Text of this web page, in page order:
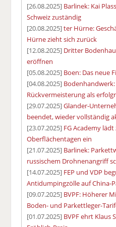
[26.08.2025] Barlinek: Kai
Schweiz zuständig
[20.08.2025]ter Hürne:
Hürne zieht sich zurück
[12.08.2025] Dritter
eröffnen
[05.08.2025] Boen: Das neue
[04.08.2025]
Rückvermeisterung als
[29.07.2025]Glander-
beendet, wieder vollständig
[23.07.2025] FG Academy
Oberflächentagen ein
[21.07.2025] Barlinek:
russischem Drohnenangriff
[14.07.2025] FEP und VDP
Antidumpingzölle auf China-
[09.07.2025] BVPF: Höherer
Boden- und Parkettleger-
[01.07.2025] BVPF ehrt Klaus